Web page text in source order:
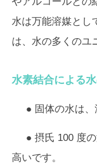
水は万能溶媒とし
は、水の多くのユ
水素結合による
● 固体の水は、
● 摂氏 100 度
高いです。